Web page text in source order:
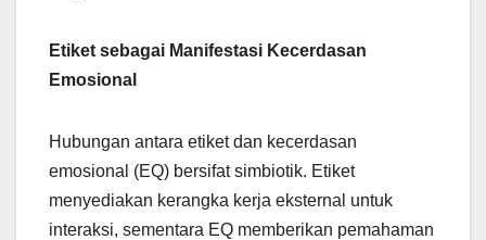
Etiket sebagai Manifestasi Kecerdasan
Emosional
Hubungan antara etiket dan kecerdasan
emosional (EQ) bersifat simbiotik. Etiket
menyediakan kerangka kerja eksternal untuk
interaksi, sementara EQ memberikan pemahaman